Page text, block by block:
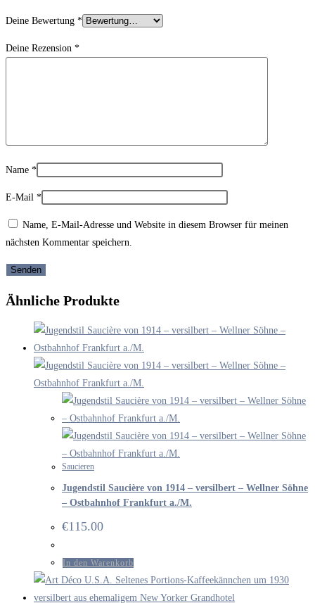
Deine Bewertung *
Deine Rezension *
Name *
E-Mail *
Name, E-Mail-Adresse und Website in diesem Browser für meinen
nächsten Kommentar speichern.
Ähnliche Produkte
Saucieren
Jugendstil Saucière von 1914 – versilbert – Wellner Söhne
– Ostbahnhof Frankfurt a./M.
€115.00
In den Warenkorb